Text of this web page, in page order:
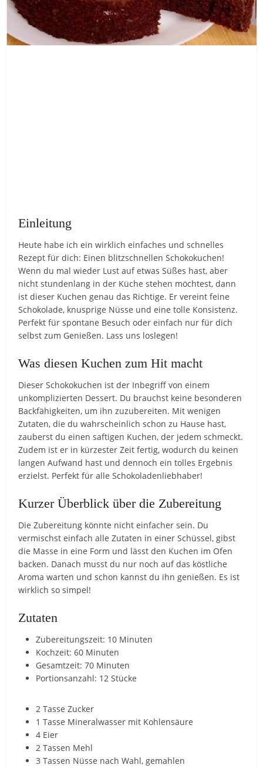
Einleitung
Heute habe ich ein wirklich einfaches und schnelles
Rezept für dich: Einen blitzschnellen Schokokuchen!
Wenn du mal wieder Lust auf etwas Süßes hast, aber
nicht stundenlang in der Küche stehen möchtest, dann
ist dieser Kuchen genau das Richtige. Er vereint feine
Schokolade, knusprige Nüsse und eine tolle Konsistenz.
Perfekt für spontane Besuch oder einfach nur für dich
selbst zum Genießen. Lass uns loslegen!
Was diesen Kuchen zum Hit macht
Dieser Schokokuchen ist der Inbegriff von einem
unkomplizierten Dessert. Du brauchst keine besonderen
Backfähigkeiten, um ihn zuzubereiten. Mit wenigen
Zutaten, die du wahrscheinlich schon zu Hause hast,
zauberst du einen saftigen Kuchen, der jedem schmeckt.
Zudem ist er in kürzester Zeit fertig, wodurch du keinen
langen Aufwand hast und dennoch ein tolles Ergebnis
erzielst. Perfekt für alle Schokoladenliebhaber!
Kurzer Überblick über die Zubereitung
Die Zubereitung könnte nicht einfacher sein. Du
vermischst einfach alle Zutaten in einer Schüssel, gibst
die Masse in eine Form und lässt den Kuchen im Ofen
backen. Danach musst du nur noch auf das köstliche
Aroma warten und schon kannst du ihn genießen. Es ist
wirklich so simpel!
Zutaten
Zubereitungszeit: 10 Minuten
Kochzeit: 60 Minuten
Gesamtzeit: 70 Minuten
Portionsanzahl: 12 Stücke
2 Tasse Zucker
1 Tasse Mineralwasser mit Kohlensäure
4 Eier
2 Tassen Mehl
3 Tassen Nüsse nach Wahl, gemahlen